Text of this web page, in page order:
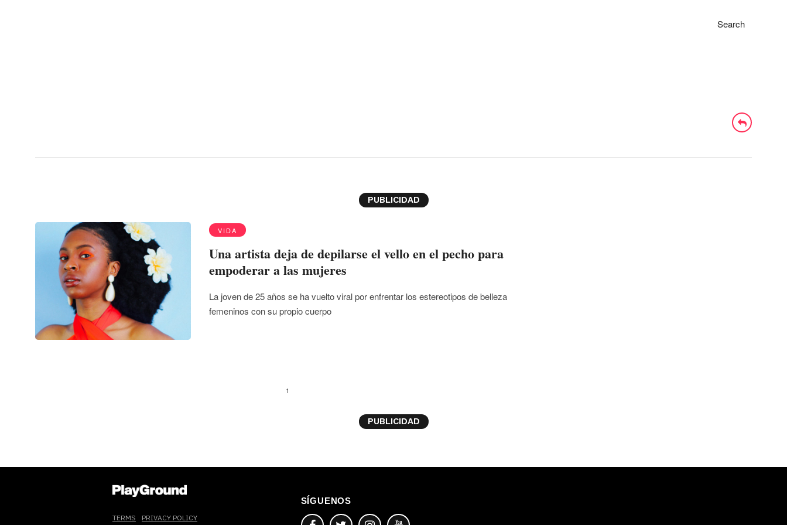
Search
PUBLICIDAD
VIDA
Una artista deja de depilarse el vello en el pecho para
empoderar a las mujeres
La joven de 25 años se ha vuelto viral por enfrentar los estereotipos de belleza
femeninos con su propio cuerpo
1
PUBLICIDAD
TERMS PRIVACY POLICY
SÍGUENOS